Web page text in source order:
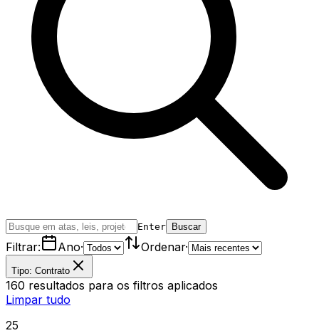
Enter Buscar
Filtrar: Ano· Ordenar·
Tipo: Contrato
160 resultados para os filtros aplicados
Limpar tudo
25